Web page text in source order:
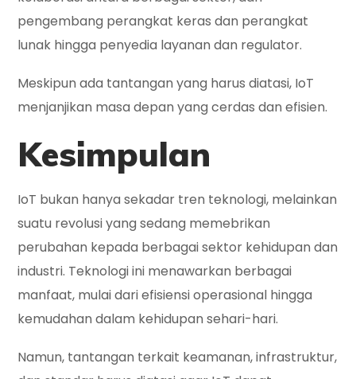
pengembang perangkat keras dan perangkat
lunak hingga penyedia layanan dan regulator.
Meskipun ada tantangan yang harus diatasi, IoT
menjanjikan masa depan yang cerdas dan efisien.
Kesimpulan
IoT bukan hanya sekadar tren teknologi, melainkan
suatu revolusi yang sedang memebrikan
perubahan kepada berbagai sektor kehidupan dan
industri. Teknologi ini menawarkan berbagai
manfaat, mulai dari efisiensi operasional hingga
kemudahan dalam kehidupan sehari-hari.
Namun, tantangan terkait keamanan, infrastruktur,